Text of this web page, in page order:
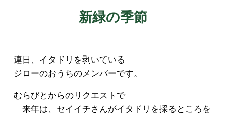
新緑の季節
連日、イタドリを剥いている
ジローのおうちのメンバーです。
むらびとからのリクエストで
「来年は、セイイチさんがイタドリを採るところを